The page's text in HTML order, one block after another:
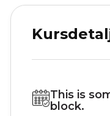
This is
block.